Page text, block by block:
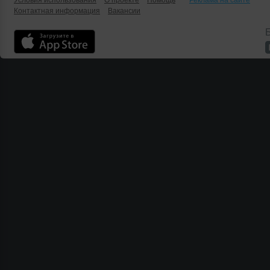
Контактная информация
Вакансии